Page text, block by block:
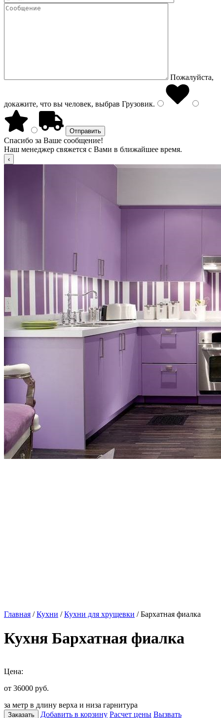
Пожалуйста,
докажите, что вы человек, выбрав Грузовик.
Спасибо за Ваше сообщение!
Наш менеджер свяжется с Вами в ближайшее время.
Главная /Кухни /Кухни для хрущевки / Бархатная фиалка
Кухня Бархатная фиалка
Цена:
от 36000 руб.
за метр в длину верха и низа гарнитура
Заказать Добавить в корзину Расчет цены Вызвать